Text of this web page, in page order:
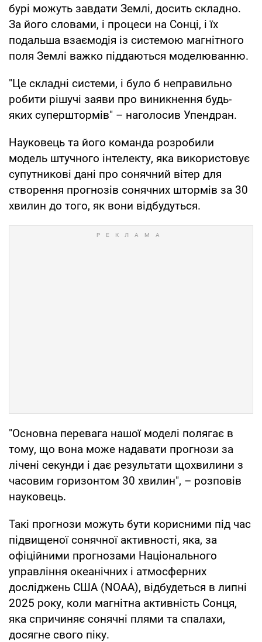
бурі можуть завдати Землі, досить складно.
За його словами, і процеси на Сонці, і їх
подальша взаємодія із системою магнітного
поля Землі важко піддаються моделюванню.
"Це складні системи, і було б неправильно
робити рішучі заяви про виникнення будь-
яких суперштормів" – наголосив Упендран.
Науковець та його команда розробили
модель штучного інтелекту, яка використовує
супутникові дані про сонячний вітер для
створення прогнозів сонячних штормів за 30
хвилин до того, як вони відбудуться.
"Основна перевага нашої моделі полягає в
тому, що вона може надавати прогнози за
лічені секунди і дає результати щохвилини з
часовим горизонтом 30 хвилин", – розповів
науковець.
Такі прогнози можуть бути корисними під час
підвищеної сонячної активності, яка, за
офіційними прогнозами Національного
управління океанічних і атмосферних
досліджень США (NOAA), відбудеться в липні
2025 року, коли магнітна активність Сонця,
яка спричиняє сонячні плями та спалахи,
досягне свого піку.